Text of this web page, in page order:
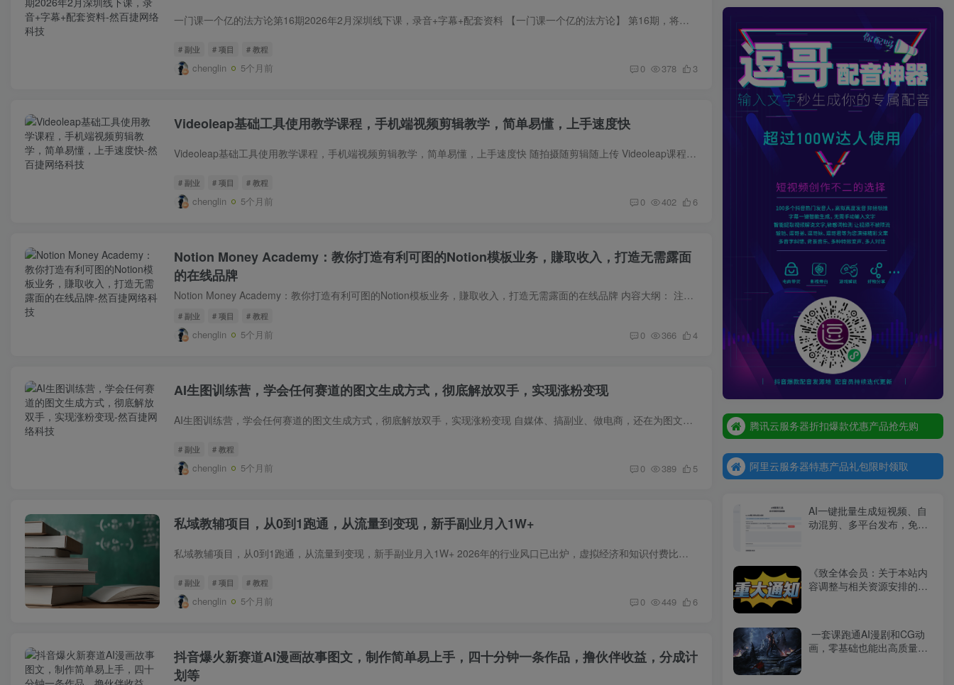
一门课一个亿的法方‬论第16期2026年2月深圳线下课，录音+字幕+配套资料 【一门课一个亿的法方‬论】 第16期，将于26年1月26日 深圳开班经过近3000位师老‬的验证 大方片‬法重塑竞争力 一，【...
# 副业 # 项目 # 教程
chenglin 5个月前 0 378 3
Videoleap基础工具使用教学课程，手机端视频剪辑教学，简单易懂，上手速度快
Videoleap基础工具使用教学课程，手机端视频剪辑教学，简单易懂，上手速度快 随拍摄随剪辑随上传 Videoleap课程专为新手小白录制，主讲软件工具使用方法技巧，简单易懂，上手速度快，上百学员群...
# 副业 # 项目 # 教程
chenglin 5个月前 0 402 6
Notion Money Academy：教你打造有利可图的Notion模板业务，賺取收入，打造无需露面
的在线品牌
Notion Money Academy：教你打造有利可图的Notion模板业务，賺取收入，打造无需露面的在线品牌 内容大纲： 注意是英文课程 中文字幕 这是一条清晰的在线创业路径，教你通过创作和销售Notion模板...
# 副业 # 项目 # 教程
chenglin 5个月前 0 366 4
AI生图训练营，学会任何赛道的图文生成方式，彻底解放双手，实现涨粉变现
AI生图训练营，学会任何赛道的图文生成方式，彻底解放双手，实现涨粉变现 自媒体、搞副业、做电商，还在为图文素材发愁？找设计师排版、绘图，耗时又费钱，修改反复还达不到预期；自己手动做图...
# 副业 # 教程
chenglin 5个月前 0 389 5
私域教辅项目，从0到1跑通，从流量到变现，新手副业月入1W+
私域教辅项目，从0到1跑通，从流量到变现，新手副业月入1W+ 2026年的行业风口已出炉，虚拟经济和知识付费比重最大，而教辅就属于这个类目！ 为什么说私域教辅靠谱靠谱? 1、发展前景 ①自媒体：...
# 副业 # 项目 # 教程
chenglin 5个月前 0 449 6
抖音爆火新赛道AI漫画故事图文，制作简单易上手，四十分钟一条作品，撸伙伴收益，分成计
划等
腾讯云服务器折扣爆款优惠产品抢先购
腾讯云服务器折扣爆款优惠产品抢先购
腾讯云服务器折扣爆款优惠产品抢先购
阿里云服务器特惠产品礼包限时领取
阿里云服务器特惠产品礼包限时领取
阿里云服务器特惠产品礼包限时领取
AI一键批量生成短视频、自
动混剪、多平台发布，免费
《致全体会员：关于本站内
容调整与相关资源安排的说
一套课跑通AI漫剧和CG动
画，零基础也能出高质量作